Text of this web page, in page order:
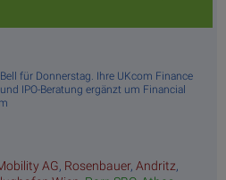
für Donnerstag. Ihre UKcom Finance
IPO-Beratung ergänzt um Financial
AG, Rosenbauer, Andritz,